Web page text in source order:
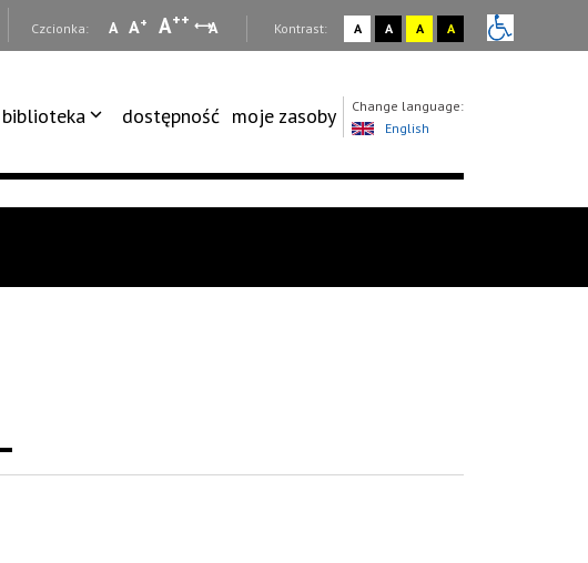
Czcionka: A A+ A++ A Kontrast: A A A A
biblioteka dostępność moje zasoby
Change language:
English